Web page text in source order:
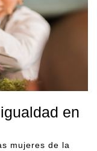
en
mujeres de la